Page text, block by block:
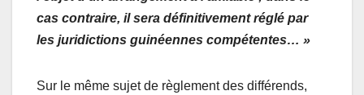
cas contraire, il sera définitivement réglé par
les juridictions guinéennes compétentes… »
Sur le même sujet de règlement des différends,